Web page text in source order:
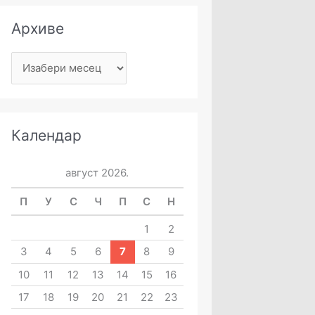
Архиве
Календар
август 2026.
П У С Ч П С Н
1
2
3
4 5 6 7 8
9
10
11 12 13 14 15
16
17
18 19 20 21 22
23